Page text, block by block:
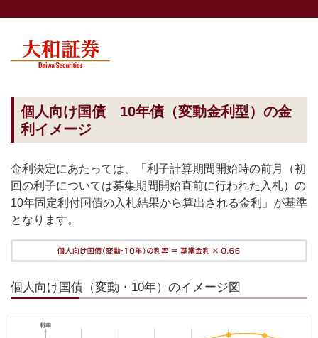
個人向け国債 10年債（変動金利型）の金
利イメージ
金利決定にあたっては、「利子計算期間開始時の前月（初
回の利子については募集期間開始直前に行われた入札）の
10年固定利付国債の入札結果から算出される金利」が基準
となります。
個人向け国債（変動・10年）のイメージ図